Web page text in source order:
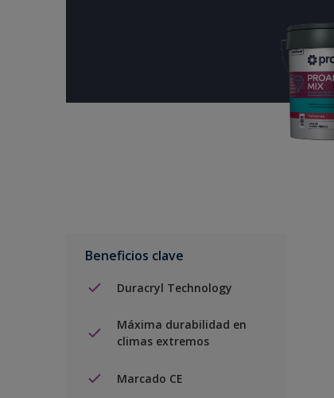
Beneficios clave
Duracryl Technology
Máxima durabilidad en
climas extremos
Marcado CE